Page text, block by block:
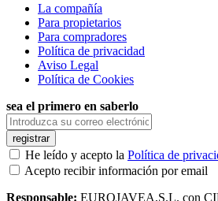
La compañía
Para propietarios
Para compradores
Política de privacidad
Aviso Legal
Política de Cookies
sea el primero en saberlo
registrar
He leído y acepto la Política de
Acepto recibir información por email
Responsable: EUROJAVEA,S.L. con